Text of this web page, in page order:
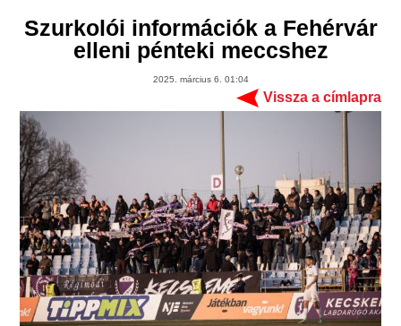
Szurkolói információk a Fehérvár
elleni pénteki meccshez
2025. március 6. 01:04
Vissza a címlapra